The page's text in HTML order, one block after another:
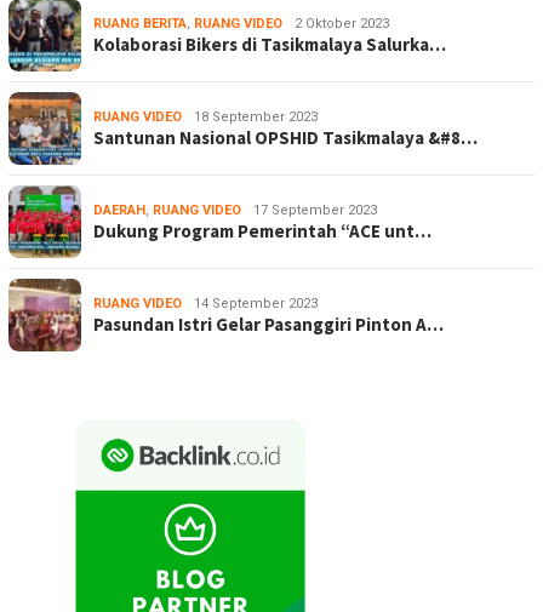
RUANG BERITA, RUANG VIDEO 2 Oktober 2023
Kolaborasi Bikers di Tasikmalaya Salurka…
RUANG VIDEO 18 September 2023
Santunan Nasional OPSHID Tasikmalaya &#8…
DAERAH , RUANG VIDEO 17 September 2023
Dukung Program Pemerintah “ACE unt…
RUANG VIDEO 14 September 2023
Pasundan Istri Gelar Pasanggiri Pinton A…